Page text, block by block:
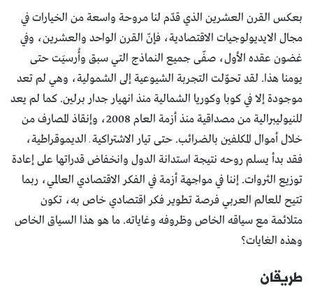
بعكس القرن العشرين الذي قدّم لنا مروحة واسعة من الخيارات في
مجال الايديولوجيات الاقتصادية، فإنّ القرن الواحد والعشرين، وفي
غضون عقده الأول، صفّى جميع النماذج التي سبق وأُرسيَت حتى
يومنا هذا. لقد تحوّلت التجربة الشيوعية إلى الشمولية، وهي لم تعد
موجودة إلا في كوبا وكوريا الشمالية منذ انهيار جدار برلين. كما لم يعد
للنيوليبرالية من مصداقية منذ أزمة العام 2008، وإنقاذ المصارف من
خلال أموال المكلفين بالضرائب. حتى تيار الاشتراكية ـ الديموقراطية،
فقد بدأ يسلم روحه نتيجة استدانة الدول وانخفاض قدراتها على إعادة
توزيع الثروات. إننا في مواجهة أزمة في الفكر الاقتصادي العالمي، ربما
تتيح للعالم العربي فرصة تطوير فكر اقتصادي خاص به، تكون
متلائمة مع سياقه الخاص وظروفه وغاياته. ما هو هذا السياق الخاص
وهذه الغايات؟
طريقان